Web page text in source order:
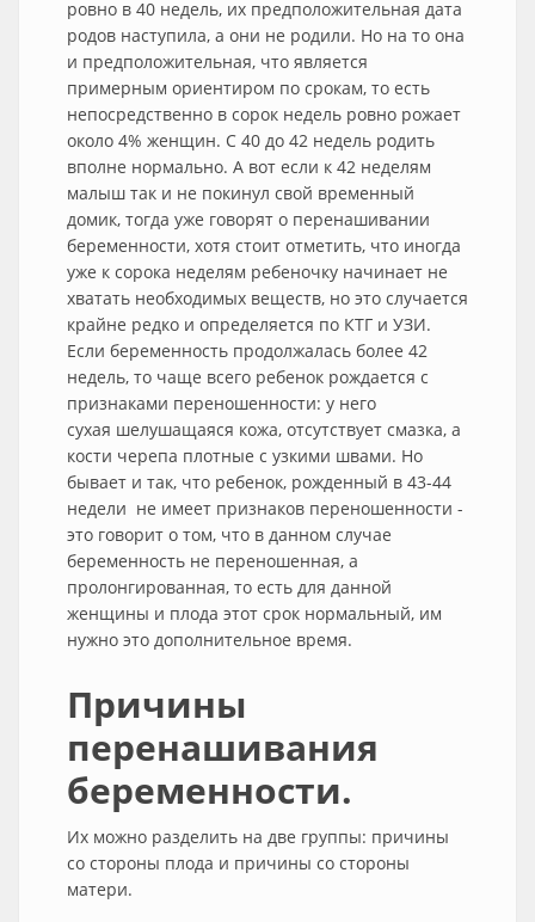
ровно в 40 недель, их предположительная дата
родов наступила, а они не родили. Но на то она
и предположительная, что является
примерным ориентиром по срокам, то есть
непосредственно в сорок недель ровно рожает
около 4% женщин. С 40 до 42 недель родить
вполне нормально. А вот если к 42 неделям
малыш так и не покинул свой временный
домик, тогда уже говорят о перенашивании
беременности, хотя стоит отметить, что иногда
уже к сорока неделям ребеночку начинает не
хватать необходимых веществ, но это случается
крайне редко и определяется по КТГ и УЗИ.
Если беременность продолжалась более 42
недель, то чаще всего ребенок рождается с
признаками переношенности: у него
сухая шелушащаяся кожа, отсутствует смазка, а
кости черепа плотные с узкими швами. Но
бывает и так, что ребенок, рожденный в 43-44
недели не имеет признаков переношенности -
это говорит о том, что в данном случае
беременность не переношенная, а
пролонгированная, то есть для данной
женщины и плода этот срок нормальный, им
нужно это дополнительное время.
Причины
перенашивания
беременности.
Их можно разделить на две группы: причины
со стороны плода и причины со стороны
матери.